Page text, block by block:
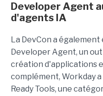
Developer Agent
d'agents IA
La DevCon a
Developer Agent, un
création d'applications
complément, Workday
Ready Tools, une